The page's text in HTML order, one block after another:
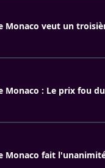
Monaco veut un
Monaco : Le prix fou
Monaco fait